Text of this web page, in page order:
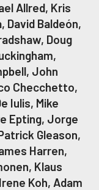
Allred, Kris
David Baldeón,
Doug
John
Checchetto,
Iulis, Mike
Epting, Jorge
Gleason,
Harren,
Klaus
Koh, Adam